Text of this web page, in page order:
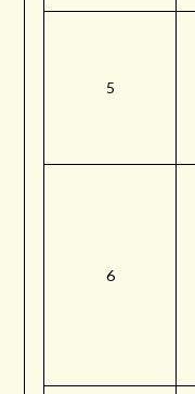
5
6